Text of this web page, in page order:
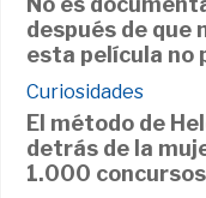
después de que
esta película no
Curiosidades
El método de
detrás de la
1.000 concursos